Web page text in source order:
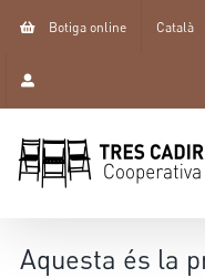
Skip
content
Botiga online Català
Aquesta és la